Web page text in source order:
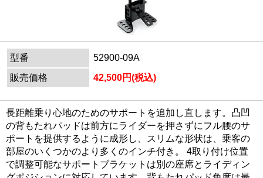
型番
52900-09A
販売価格
42,500円(税込)
長距離乗り心地のためのサポートを追加し直します。凸凹
の背もたれパッドは前方にライダーを押さずにフル腰のサ
ポートを提供するように成形し、スリムな形状は、乗客の
部屋のいくつかのより多くのインチ付き。 4取り付け位置
で調整可能なサポートブラケットは別の座席とライディン